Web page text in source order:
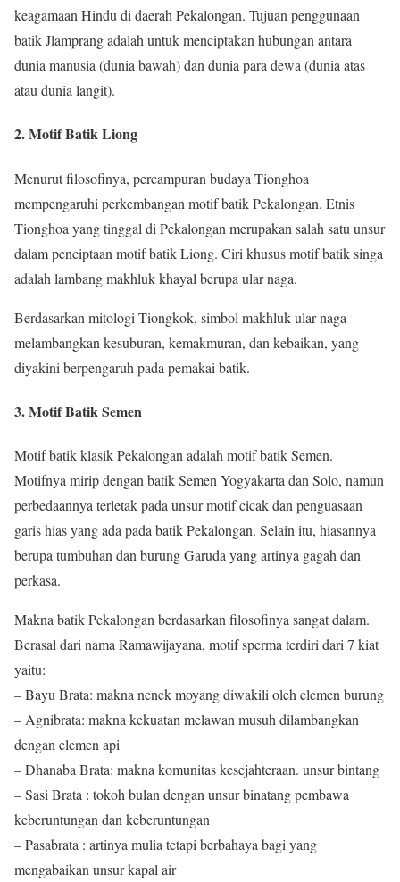
keagamaan Hindu di daerah Pekalongan. Tujuan penggunaan
batik Jlamprang adalah untuk menciptakan hubungan antara
dunia manusia (dunia bawah) dan dunia para dewa (dunia atas
atau dunia langit).
2. Motif Batik Liong
Menurut filosofinya, percampuran budaya Tionghoa
mempengaruhi perkembangan motif batik Pekalongan. Etnis
Tionghoa yang tinggal di Pekalongan merupakan salah satu unsur
dalam penciptaan motif batik Liong. Ciri khusus motif batik singa
adalah lambang makhluk khayal berupa ular naga.
Berdasarkan mitologi Tiongkok, simbol makhluk ular naga
melambangkan kesuburan, kemakmuran, dan kebaikan, yang
diyakini berpengaruh pada pemakai batik.
3. Motif Batik Semen
Motif batik klasik Pekalongan adalah motif batik Semen.
Motifnya mirip dengan batik Semen Yogyakarta dan Solo, namun
perbedaannya terletak pada unsur motif cicak dan penguasaan
garis hias yang ada pada batik Pekalongan. Selain itu, hiasannya
berupa tumbuhan dan burung Garuda yang artinya gagah dan
perkasa.
Makna batik Pekalongan berdasarkan filosofinya sangat dalam.
Berasal dari nama Ramawijayana, motif sperma terdiri dari 7 kiat
yaitu:
– Bayu Brata: makna nenek moyang diwakili oleh elemen burung
– Agnibrata: makna kekuatan melawan musuh dilambangkan
dengan elemen api
– Dhanaba Brata: makna komunitas kesejahteraan. unsur bintang
– Sasi Brata : tokoh bulan dengan unsur binatang pembawa
keberuntungan dan keberuntungan
– Pasabrata : artinya mulia tetapi berbahaya bagi yang
mengabaikan unsur kapal air